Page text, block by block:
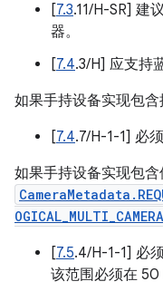
[7.3.11/H-SR] 建
器。
[7.4.3/H] 应支持
如果手持设备实现包含
[7.4.7/H-1-1] 必
如果手持设备实现包含
OGICAL_MULTI_CAMERA
[7.5.4/H-1-1] 必
该范围必须在 50